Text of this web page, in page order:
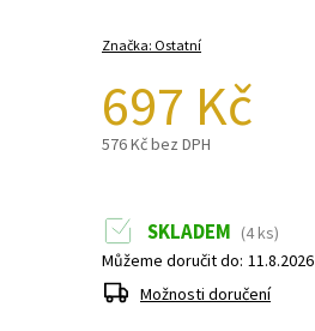
Značka: Ostatní
697 Kč
576 Kč bez DPH
SKLADEM (4 ks)
Můžeme doručit do: 11.8.2026
Možnosti doručení